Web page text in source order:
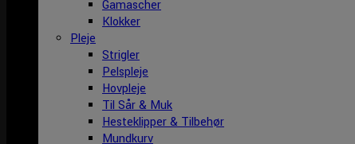
Gamascher
Klokker
Pleje
Strigler
Pelspleje
Hovpleje
Til Sår & Muk
Hesteklipper & Tilbehør
Mundkurv